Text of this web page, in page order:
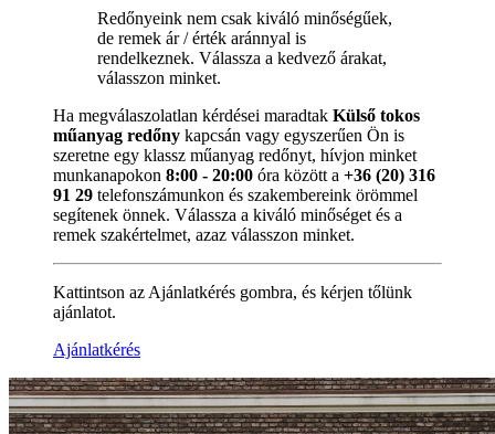
Redőnyeink nem csak kiváló minőségűek,
de remek ár / érték aránnyal is
rendelkeznek. Válassza a kedvező árakat,
válasszon minket.
Ha megválaszolatlan kérdései maradtak Külső tokos
műanyag redőny kapcsán vagy egyszerűen Ön is
szeretne egy klassz műanyag redőnyt, hívjon minket
munkanapokon 8:00 - 20:00 óra között a +36 (20) 316
91 29 telefonszámunkon és szakembereink örömmel
segítenek önnek. Válassza a kiváló minőséget és a
remek szakértelmet, azaz válasszon minket.
Kattintson az Ajánlatkérés gombra, és kérjen tőlünk
ajánlatot.
Ajánlatkérés